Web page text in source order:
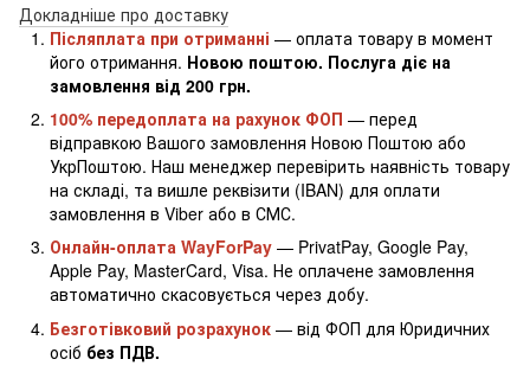
Докладніше про доставку
Післяплата при отриманні — оплата товару в момент
його отримання. Новою поштою. Послуга діє на
замовлення від 200 грн.
100% передоплата на рахунок ФОП — перед
відправкою Вашого замовлення Новою Поштою або
УкрПоштою. Наш менеджер перевірить наявність товару
на складі, та вишле реквізити (IBAN) для оплати
замовлення в Viber або в СМС.
Онлайн-оплата WayForPay — PrivatPay, Google Pay,
Apple Pay, MasterCard, Visa. Не оплачене замовлення
автоматично скасовується через добу.
Безготівковий розрахунок — від ФОП для Юридичних
осіб без ПДВ.